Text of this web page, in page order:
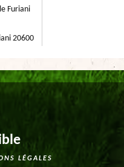
Furiani
20600
LÉGALES